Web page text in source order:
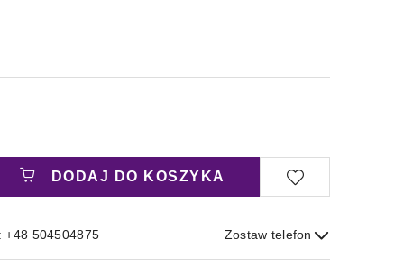
DODAJ DO KOSZYKA
+48 504504875 Zostaw telefon
Wyślij